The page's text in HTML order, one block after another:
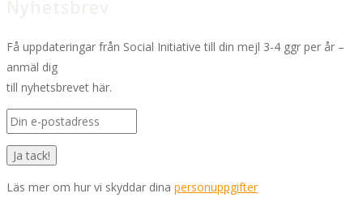
Få uppdateringar från Social Initiative till din mejl 3-4 ggr per år –
anmäl dig
till nyhetsbrevet här.
Läs mer om hur vi skyddar dina personuppgifter